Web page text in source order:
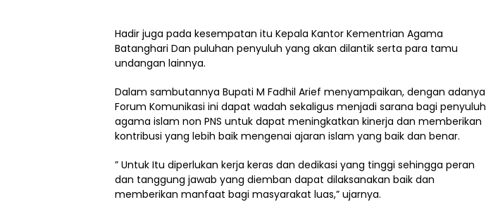
Hadir juga pada kesempatan itu Kepala Kantor Kementrian Agama
Batanghari Dan puluhan penyuluh yang akan dilantik serta para tamu
undangan lainnya.
Dalam sambutannya Bupati M Fadhil Arief menyampaikan, dengan adanya
Forum Komunikasi ini dapat wadah sekaligus menjadi sarana bagi penyuluh
agama islam non PNS untuk dapat meningkatkan kinerja dan memberikan
kontribusi yang lebih baik mengenai ajaran islam yang baik dan benar.
” Untuk Itu diperlukan kerja keras dan dedikasi yang tinggi sehingga peran
dan tanggung jawab yang diemban dapat dilaksanakan baik dan
memberikan manfaat bagi masyarakat luas,” ujarnya.